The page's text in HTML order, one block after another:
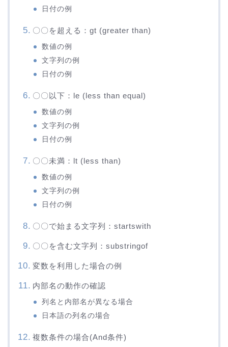
日付の例
〇〇を超える：gt (greater than)
数値の例
文字列の例
日付の例
〇〇以下：le (less than equal)
数値の例
文字列の例
日付の例
〇〇未満：lt (less than)
数値の例
文字列の例
日付の例
〇〇で始まる文字列：startswith
〇〇を含む文字列：substringof
変数を利用した場合の例
内部名の動作の確認
列名と内部名が異なる場合
日本語の列名の場合
複数条件の場合(And条件)